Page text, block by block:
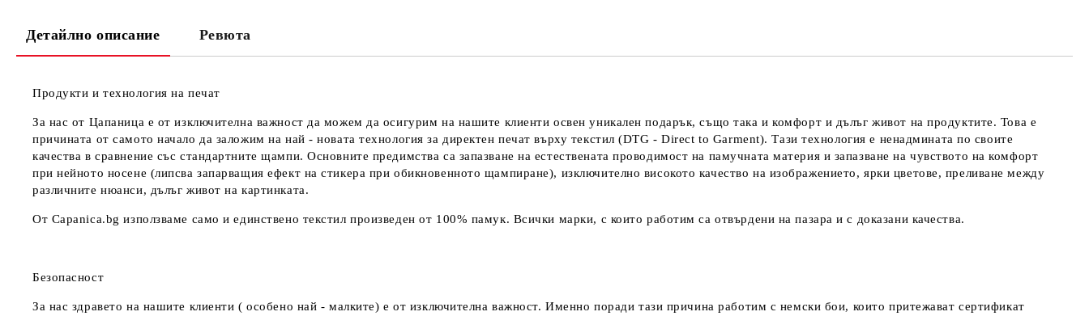
Детайлно описание Ревюта
Продукти и технология на печат
За нас от Цапаница е от изключителна важност да можем да осигурим на нашите клиенти освен уникален подарък, също така и комфорт и дълъг живот на продуктите. Това е
причината от самото начало да заложим на най - новата технология за директен печат върху текстил (DTG - Direct to Garment). Тази технология е ненадмината по своите
качества в сравнение със стандартните щампи. Основните предимства са запазване на естествената проводимост на памучната материя и запазване на чувството на комфорт
при нейното носене (липсва запарващия ефект на стикера при обикновенното щампиране), изключително високото качество на изображението, ярки цветове, преливане между
различните нюанси, дълъг живот на картинката.
От Capanica.bg използваме само и единствено текстил произведен от 100% памук. Всички марки, с които работим са отвърдени на пазара и с доказани качества.
Безопасност
За нас здравето на нашите клиенти ( особено най - малките) е от изключителна важност. Именно поради тази причина работим с немски бои, които притежават сертификат